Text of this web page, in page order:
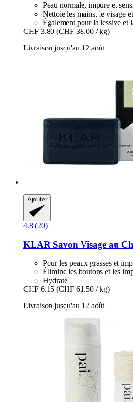
Peau normale, impure et
Nettoie les mains, le visage
Également pour la lessive et
CHF 3.80 (CHF 38.00 / kg)
Livraison jusqu'au 12 août
Ajouter
4.8 (20)
KLAR Savon Visage au
Pour les peaux grasses et
Élimine les boutons et les
Hydrate
CHF 6.15 (CHF 61.50 / kg)
Livraison jusqu'au 12 août